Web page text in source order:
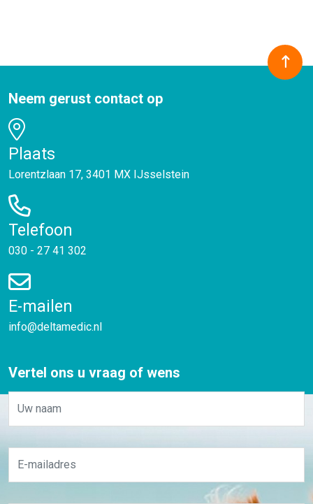
Neem gerust contact op
Plaats
Lorentzlaan 17, 3401 MX IJsselstein
Telefoon
030 - 27 41 302
E-mailen
info@deltamedic.nl
Vertel ons u vraag of wens